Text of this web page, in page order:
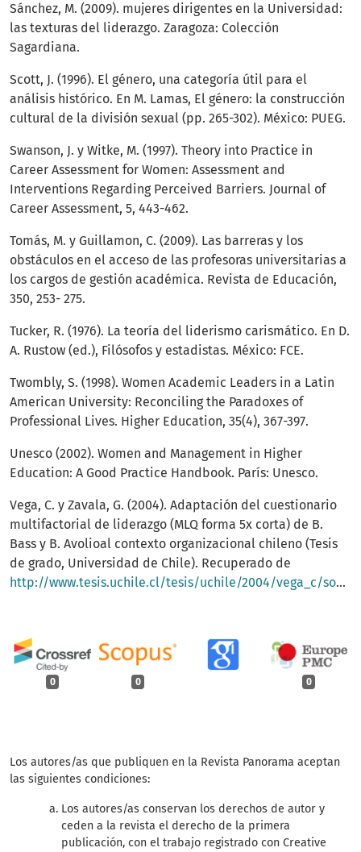
0 0 0
Sánchez, M. (2009). mujeres dirigentes en la Universidad:
las texturas del liderazgo. Zaragoza: Colección
Sagardiana.
Scott, J. (1996). El género, una categoría útil para el
análisis histórico. En M. Lamas, El género: la construcción
cultural de la división sexual (pp. 265-302). México: PUEG.
Swanson, J. y Witke, M. (1997). Theory into Practice in
Career Assessment for Women: Assessment and
Interventions Regarding Perceived Barriers. Journal of
Career Assessment, 5, 443-462.
Tomás, M. y Guillamon, C. (2009). Las barreras y los
obstáculos en el acceso de las profesoras universitarias a
los cargos de gestión académica. Revista de Educación,
350, 253- 275.
Tucker, R. (1976). La teoría del liderismo carismático. En D.
A. Rustow (ed.), Filósofos y estadistas. México: FCE.
Twombly, S. (1998). Women Academic Leaders in a Latin
American University: Reconciling the Paradoxes of
Professional Lives. Higher Education, 35(4), 367-397.
Unesco (2002). Women and Management in Higher
Education: A Good Practice Handbook. París: Unesco.
Vega, C. y Zavala, G. (2004). Adaptación del cuestionario
multifactorial de liderazgo (MLQ forma 5x corta) de B.
Bass y B. Avolioal contexto organizacional chileno (Tesis
de grado, Universidad de Chile). Recuperado de
http://www.tesis.uchile.cl/tesis/uchile/2004/vega_c/sources/vega_c.pdf
Los autores/as que publiquen en la Revista Panorama aceptan
las siguientes condiciones:
Los autores/as conservan los derechos de autor y
ceden a la revista el derecho de la primera
publicación, con el trabajo registrado con Creative